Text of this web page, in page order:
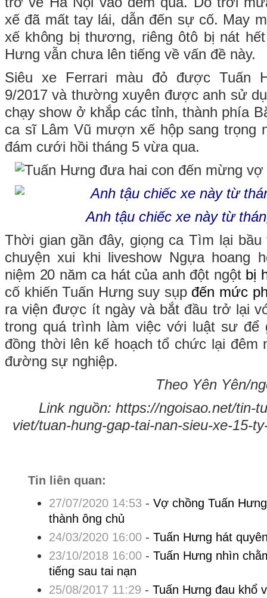
xế đã mất tay lái, dẫn đến sự cố. May
xế không bị thương, riêng ôtô bị nát
Hưng vẫn chưa lên tiếng về vấn đề này.
Siêu xe Ferrari màu đỏ được Tuấn
9/2017 và thường xuyên được anh sử
chạy show ở khắp các tỉnh, thành phía
ca sĩ Lâm Vũ mượn xế hộp sang trọng
đám cưới hồi tháng 5 vừa qua.
Anh tậu chiếc xe này từ
Thời gian gần đây, giọng ca Tìm lại
chuyện xui khi liveshow Ngựa hoang
niệm 20 năm ca hát của anh đột ngột bị
cố khiến Tuấn Hưng suy sụp đến mức
ra viện được ít ngày và bắt đầu trở lại
trong quá trình làm việc với luật sư để
đồng thời lên kế hoạch tổ chức lại đêm
đường sự nghiệp.
Theo Yên Yên/
Link nguồn: https://ngoisao.net/tin-
viet/tuan-hung-gap-tai-nan-sieu-xe-15-
Tin liên quan:
27/07/2020 14:53 - Vợ chồng Tuấn
thành ông chủ
24/03/2020 16:00- Tuấn Hưng hát
23/10/2018 16:00- Tuấn Hưng nhìn
tiếng sau tai nạn
25/08/2017 11:29 - Tuấn Hưng đau khổ